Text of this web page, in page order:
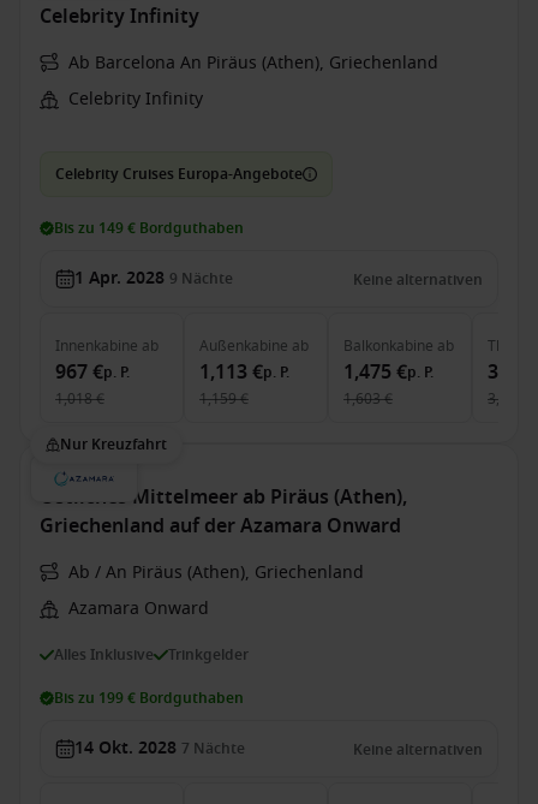
Celebrity Infinity
Ab Barcelona An Piräus (Athen), Griechenland
Celebrity Infinity
Celebrity Cruises Europa-Angebote
Bis zu 149 € Bordguthaben
1 Apr. 2028 9 Nächte Keine alternativen
Innenkabine ab
967 €p. P.
1,018 €
Außenkabine ab
1,113 €p. P.
1,159 €
Balkonkabine ab
1,475 €p. P.
1,603 €
The
3,857 €
Nur Kreuzfahrt
Östliches Mittelmeer ab Piräus (Athen),
Griechenland auf der Azamara Onward
Ab / An Piräus (Athen), Griechenland
Azamara Onward
Alles Inklusive Trinkgelder
Bis zu 199 € Bordguthaben
14 Okt. 2028 7 Nächte Keine alternativen